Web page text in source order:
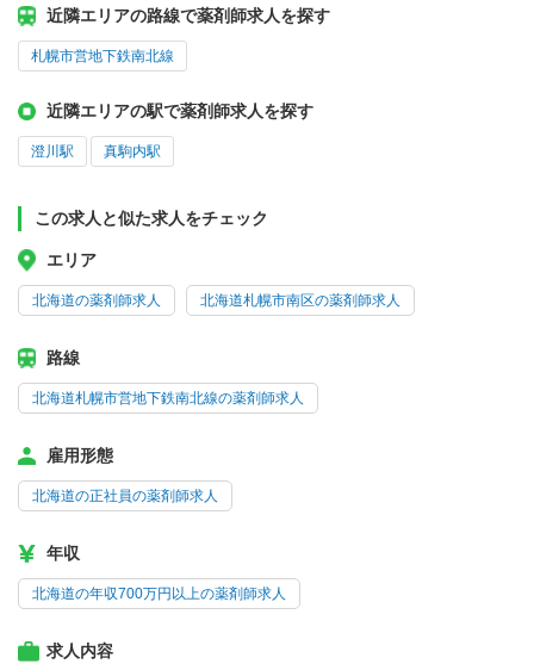
近隣エリアの路線で薬剤師求人を探す
札幌市営地下鉄南北線
近隣エリアの駅で薬剤師求人を探す
澄川駅 真駒内駅
この求人と似た求人をチェック
エリア
北海道の薬剤師求人 北海道札幌市南区の薬剤師求人
路線
北海道札幌市営地下鉄南北線の薬剤師求人
雇用形態
北海道の正社員の薬剤師求人
年収
北海道の年収700万円以上の薬剤師求人
求人内容